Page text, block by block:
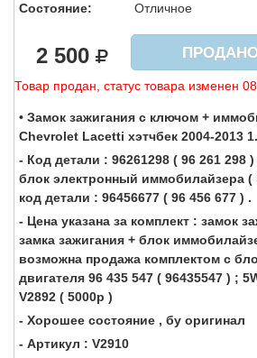
Состояние:
Отличное
2 500
Товар продан, статус товара изменен
• Замок зажигания с ключом +
Chevrolet Lacetti хэтчбек 2004-2013
- Код детали : 96261298 ( 96 261 298
блок электронный иммобилайзера
код детали : 96456677 ( 96 456 677 ) .
- Цена указана за комплект : замок
замка зажигания + блок
возможна продажа комплектом с
двигателя 96 435 547 ( 96435547 ) ;
V2892 ( 5000p )
- Хорошее состояние , бу оригинал
- Артикул : V2910